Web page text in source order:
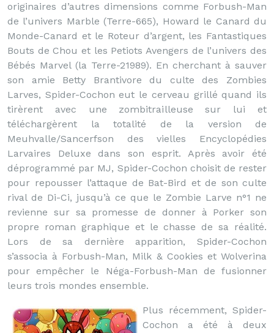
originaires d’autres dimensions comme Forbush-Man
de l’univers Marble (Terre-665), Howard le Canard du
Monde-Canard et le Roteur d’argent, les Fantastiques
Bouts de Chou et les Petiots Avengers de l’univers des
Bébés Marvel (la Terre-21989). En cherchant à sauver
son amie Betty Brantivore du culte des Zombies
Larves, Spider-Cochon eut le cerveau grillé quand ils
tirèrent avec une zombitrailleuse sur lui et
téléchargèrent la totalité de la version de
Meuhvalle/Sancerfson des vielles Encyclopédies
Larvaires Deluxe dans son esprit. Après avoir été
déprogrammé par MJ, Spider-Cochon choisit de rester
pour repousser l’attaque de Bat-Bird et de son culte
rival de Di-Ci, jusqu’à ce que le Zombie Larve n°1 ne
revienne sur sa promesse de donner à Porker son
propre roman graphique et le chasse de sa réalité.
Lors de sa dernière apparition, Spider-Cochon
s’associa à Forbush-Man, Milk & Cookies et Wolverina
pour empêcher le Néga-Forbush-Man de fusionner
leurs trois mondes ensemble.
Plus récemment, Spider-
Cochon a été à deux